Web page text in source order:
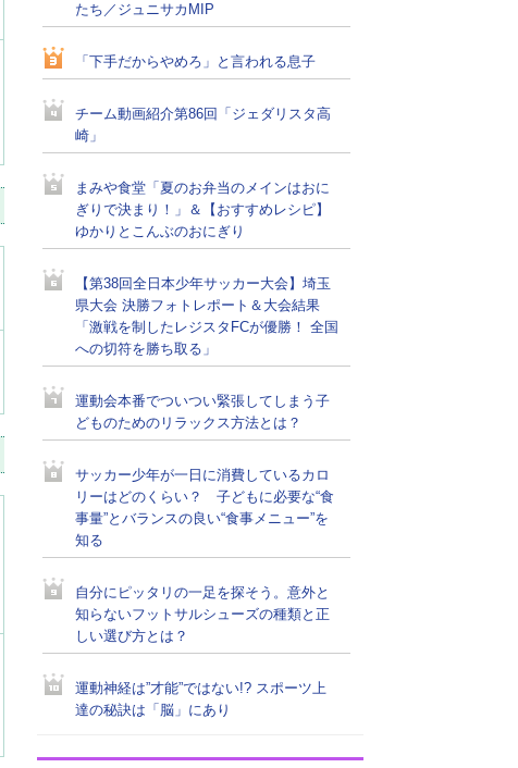
たち／ジュニサカMIP
「下手だからやめろ」と言われる息子
チーム動画紹介第86回「ジェダリスタ高
崎」
まみや食堂「夏のお弁当のメインはおに
ぎりで決まり！」＆【おすすめレシピ】
ゆかりとこんぶのおにぎり
【第38回全日本少年サッカー大会】埼玉
県大会 決勝フォトレポート＆大会結果
「激戦を制したレジスタFCが優勝！ 全国
への切符を勝ち取る」
運動会本番でついつい緊張してしまう子
どものためのリラックス方法とは？
サッカー少年が一日に消費しているカロ
リーはどのくらい？ 子どもに必要な“食
事量”とバランスの良い“食事メニュー”を
知る
自分にピッタリの一足を探そう。意外と
知らないフットサルシューズの種類と正
しい選び方とは？
運動神経は”才能”ではない!? スポーツ上
達の秘訣は「脳」にあり